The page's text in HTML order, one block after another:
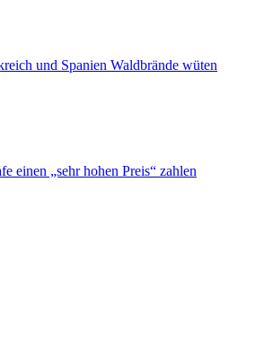
und Spanien Waldbrände wüten
einen „sehr hohen Preis“ zahlen